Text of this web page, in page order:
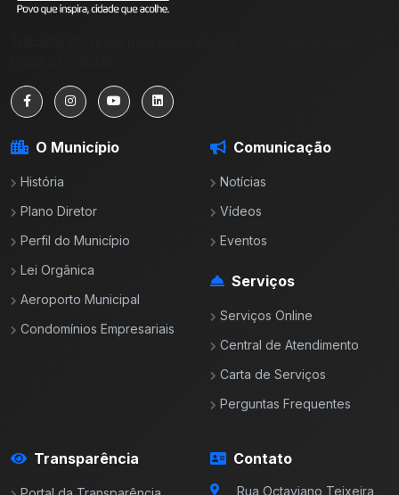
O Município
História
Plano Diretor
Perfil do Município
Lei Orgânica
Aeroporto Municipal
Condomínios Empresariais
Comunicação
Notícias
Vídeos
Eventos
Serviços
Serviços Online
Central de Atendimento
Carta de Serviços
Perguntas Frequentes
Transparência Contato
Rua Octaviano Teixeira